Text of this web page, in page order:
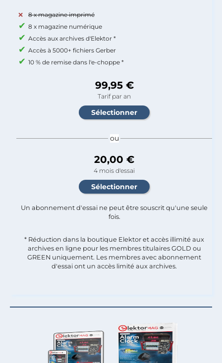
8 x magazine imprimé
8 x magazine numérique
Accès aux archives d'Elektor *
Accès à 5000+ fichiers Gerber
10 % de remise dans l'e-choppe *
99,95 €
Tarif par an
ou
20,00 €
4 mois d'essai
Un abonnement d'essai ne peut être souscrit qu'une seule
fois.​
* Réduction dans la boutique Elektor et accès illimité aux
archives en ligne pour les membres titulaires GOLD ou
GREEN uniquement. Les membres avec abonnement
d'essai ont un accès limité aux archives.